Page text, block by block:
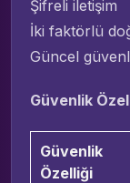
Şifreli iletişim
İki faktörlü
Güncel
Güvenlik
Güvenlik
Özelliği